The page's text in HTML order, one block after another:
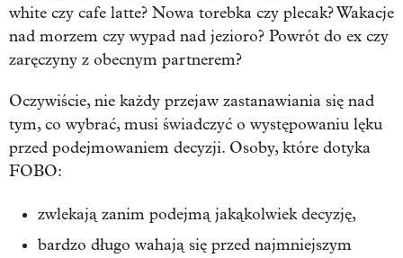
white czy cafe latte? Nowa torebka czy plecak? Wakacje
nad morzem czy wypad nad jezioro? Powrót do ex czy
zaręczyny z obecnym partnerem?
Oczywiście, nie każdy przejaw zastanawiania się nad
tym, co wybrać, musi świadczyć o występowaniu lęku
przed podejmowaniem decyzji. Osoby, które dotyka
FOBO:
zwlekają zanim podejmą jakąkolwiek decyzję,
bardzo długo wahają się przed najmniejszym